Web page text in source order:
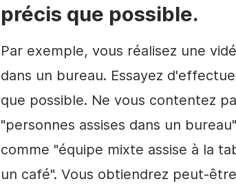
précis que possible.
Par exemple, vous réalisez une
dans un bureau. Essayez
que possible. Ne vous contentez
"personnes assises dans un
comme "équipe mixte assise à la
un café". Vous obtiendrez peut-